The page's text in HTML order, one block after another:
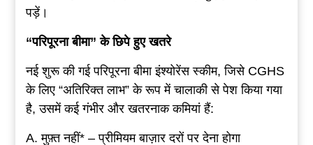
पड़ें।
“परिपूरना बीमा”के छिपे हुए खतरे
नई शुरू की गई परिपूरना बीमा इंश्योरेंस स्कीम, जिसे CGHS
के लिए “अतिरिक्त लाभ” के रूप में चालाकी से पेश किया गया
है, उसमें कई गंभीर और खतरनाक कमियां हैं:
A. मुफ़्त नहीं* – प्रीमियम बाज़ार दरों पर देना होगा